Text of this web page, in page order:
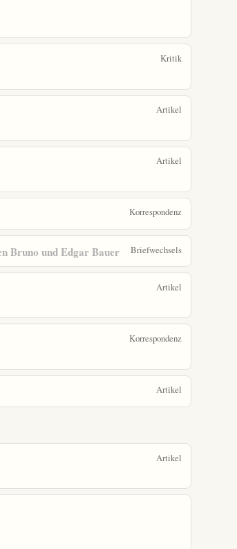
Kritik
Artikel
Artikel
Korrespondenz
Bruno und Edgar Bauer Briefwechsels
Artikel
Korrespondenz
Artikel
Artikel